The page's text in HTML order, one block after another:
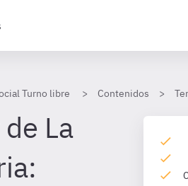
Turno libre Contenidos
La